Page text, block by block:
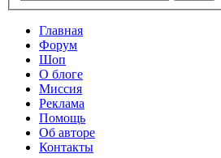
Главная
Форум
Шоп
О блоге
Миссия
Реклама
Помощь
Об авторе
Контакты